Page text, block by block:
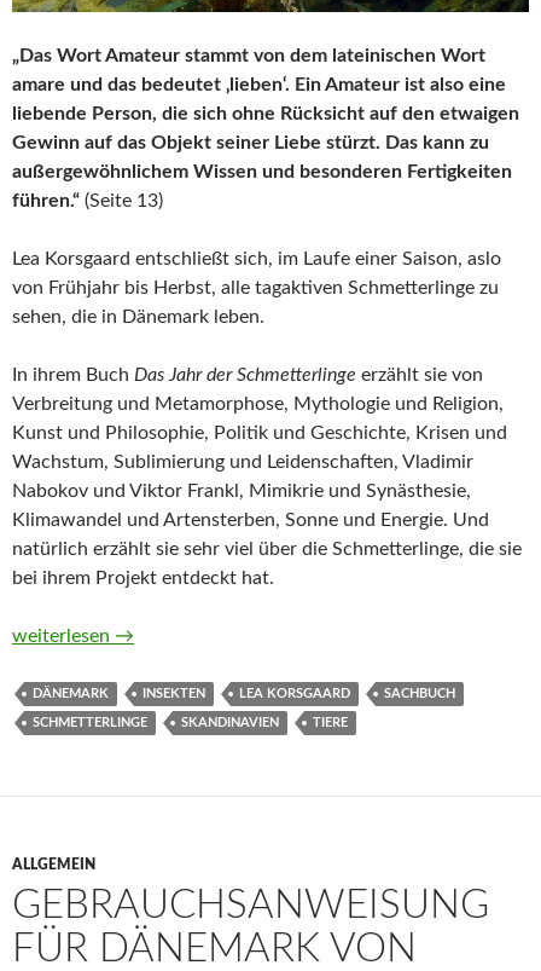
„Das Wort Amateur stammt von dem lateinischen Wort
amare und das bedeutet ‚lieben‘. Ein Amateur ist also eine
liebende Person, die sich ohne Rücksicht auf den etwaigen
Gewinn auf das Objekt seiner Liebe stürzt. Das kann zu
außergewöhnlichem Wissen und besonderen Fertigkeiten
führen.“ (Seite 13)
Lea Korsgaard entschließt sich, im Laufe einer Saison, aslo
von Frühjahr bis Herbst, alle tagaktiven Schmetterlinge zu
sehen, die in Dänemark leben.
In ihrem Buch Das Jahr der Schmetterlinge erzählt sie von
Verbreitung und Metamorphose, Mythologie und Religion,
Kunst und Philosophie, Politik und Geschichte, Krisen und
Wachstum, Sublimierung und Leidenschaften, Vladimir
Nabokov und Viktor Frankl, Mimikrie und Synästhesie,
Klimawandel und Artensterben, Sonne und Energie. Und
natürlich erzählt sie sehr viel über die Schmetterlinge, die sie
bei ihrem Projekt entdeckt hat.
Das Jahr der Schmetterlinge von Lea Korsgaard
weiterlesen →
DÄNEMARK INSEKTEN LEA KORSGAARD SACHBUCH
SCHMETTERLINGE SKANDINAVIEN TIERE
ALLGEMEIN
GEBRAUCHSANWEISUNG
FÜR DÄNEMARK VON